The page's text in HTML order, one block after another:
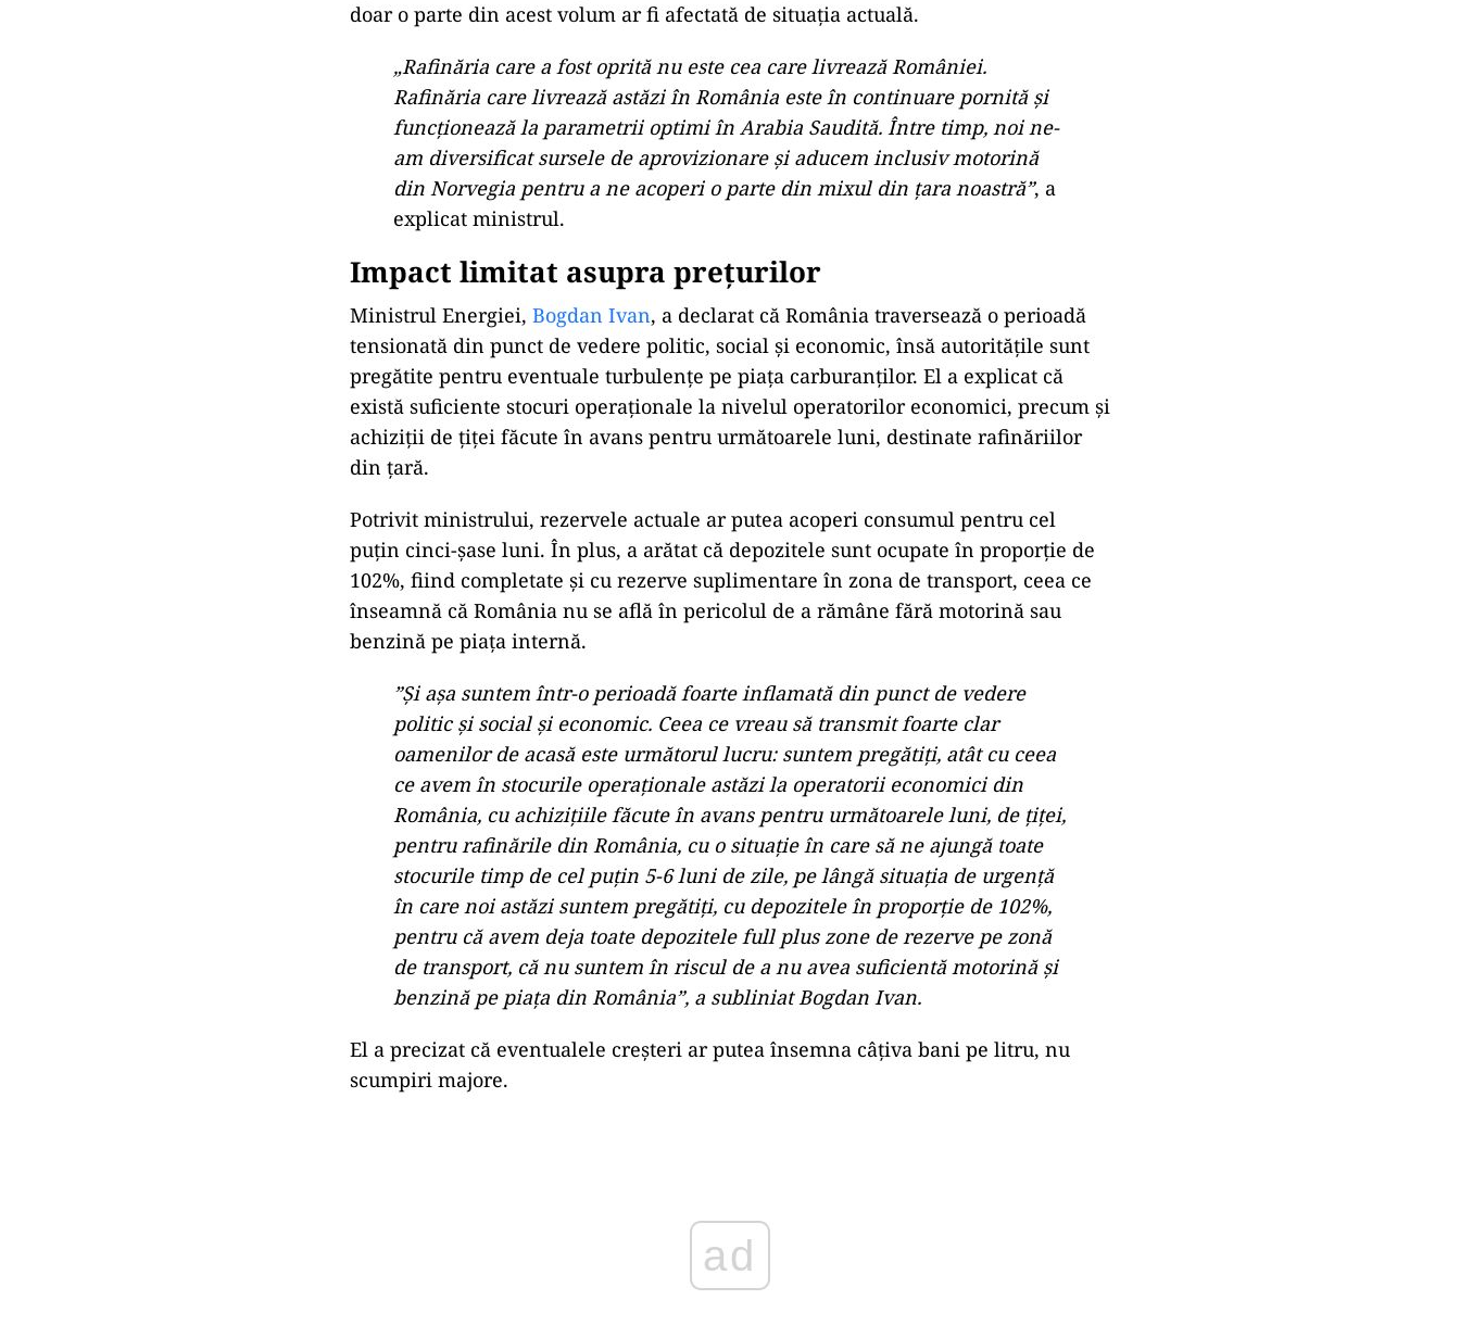
El a explicat că, la acel moment, au fost purtate discuții cu operatorii din piață,
precum și cu Consiliul Concurenței, ANPC și ANAF, pentru a preveni eventuale
majorări artificiale de preț.
Producție internă și importuri diversificate
Ministrul a precizat că România produce aproximativ dublu față de consumul
cazul motorinei, producția acoperă circa 50% din consum, restul fiind asigurat
prin importuri din India, Turcia, Oman și Arabia Saudită.
Aproximativ 20% din importurile de motorină provin din Arabia Saudită, însă
doar o parte din acest volum ar fi afectată de situația actuală.
„Rafinăria care a fost oprită nu este cea care livrează României.
Rafinăria care livrează astăzi în România este în continuare pornită şi
am diversificat sursele de aprovizionare şi aducem inclusiv motorină
din Norvegia pentru a ne acoperi o parte din mixul din ţara noastră”, a
explicat ministrul.
Impact limitat asupra prețurilor
Ministrul Energiei, Bogdan Ivan, a declarat că România traversează o perioadă
tensionată din punct de vedere politic, social și economic, însă autoritățile sunt
pregătite pentru eventuale turbulențe pe piața carburanților. El a explicat că
există suficiente stocuri operaționale la nivelul operatorilor economici, precum și
achiziții de țiței făcute în avans pentru următoarele luni, destinate rafinăriilor
din țară.
Potrivit ministrului, rezervele actuale ar putea acoperi consumul pentru cel
puțin cinci-șase luni. În plus, a arătat că depozitele sunt ocupate în proporție de
102%, fiind completate și cu rezerve suplimentare în zona de transport, ceea ce
înseamnă că România nu se află în pericolul de a rămâne fără motorină sau
benzină pe piața internă.
”Şi aşa suntem într-o perioadă foarte inflamată din punct de vedere
politic şi social şi economic. Ceea ce vreau să transmit foarte clar
pentru rafinările din România, cu o situaţie în care să ne ajungă toate
stocurile timp de cel puţin 5-6 luni de zile, pe lângă situaţia de urgenţă
în care noi astăzi suntem pregătiţi, cu depozitele în proporţie de 102%,